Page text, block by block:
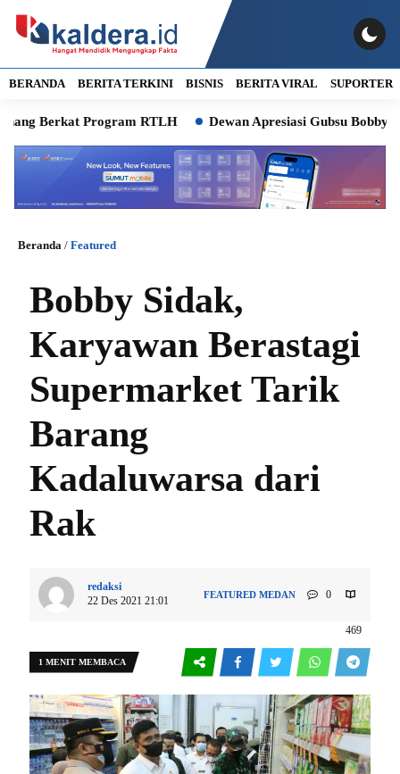
BERANDA BERITA TERKINI BISNIS BERITA VIRAL SUPORTER
Program RTLH Dewan Apresiasi Gubsu Bobby
Beranda / Featured
Bobby Sidak,
Karyawan Berastagi
Supermarket Tarik
Barang
Kadaluwarsa dari
Rak
redaksi
22 Des 2021 21:01
FEATURED MEDAN 0
469
1 MENIT MEMBACA